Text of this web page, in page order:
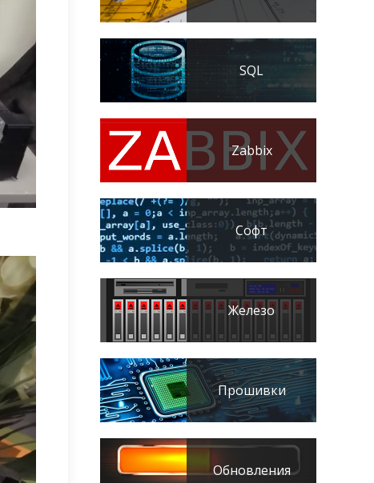
SQL
Zabbix
Софт
Железо
Прошивки
Обновления